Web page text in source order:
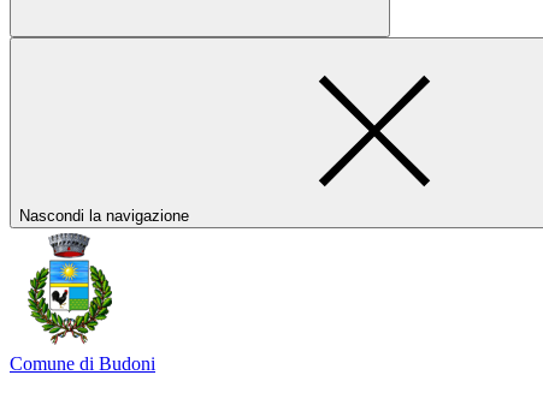
Nascondi la navigazione
Comune di Budoni